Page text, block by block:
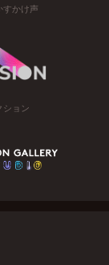
すかけ声
ション